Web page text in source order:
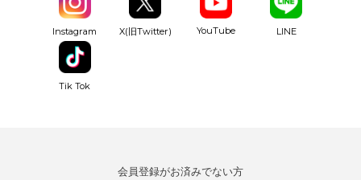
Instagram X(旧Twitter) YouTube LINE
Tik Tok
会員登録がお済みでない方